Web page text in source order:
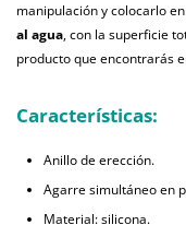
manipulación y colocarlo
al agua, con la superficie
producto que encontrarás
Características:
Anillo de erección.
Agarre simultáneo en
Material: silicona.